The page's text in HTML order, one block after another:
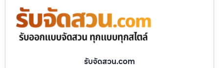
รับจัดสวน.com